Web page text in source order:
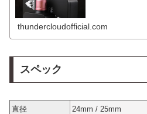
thundercloudofficial.com
スペック
直径
24mm / 25mm